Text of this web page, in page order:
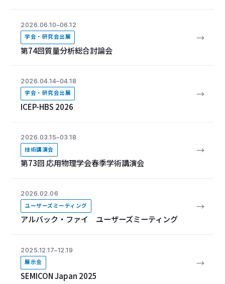
2026.06.10–06.12
学会・研究会出展
第74回質量分析総合討論会
→
2026.04.14–04.18
学会・研究会出展
ICEP-HBS 2026
→
2026.03.15–03.18
技術講演会
第73回 応用物理学会春季学術講演会
→
2026.02.06
ユーザーズミーティング
アルバック・ファイ ユーザーズミーティング
→
2025.12.17–12.19
展示会
SEMICON Japan 2025
→